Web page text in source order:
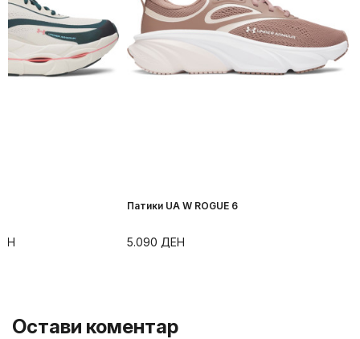
Патики UA W ROGUE 6
5.090 ДЕН
Остави коментар